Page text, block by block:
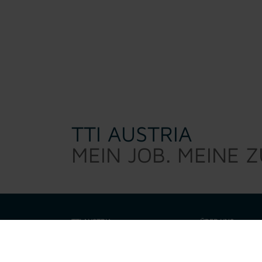
TTI AUSTRIA
MEIN JOB. MEINE
TTI AUSTRIA ÜBER UNS